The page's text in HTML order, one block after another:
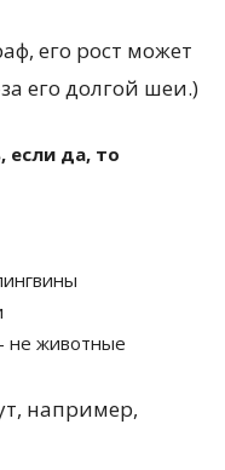
его рост может
его долгой шеи.)
если да, то
не животные
например,